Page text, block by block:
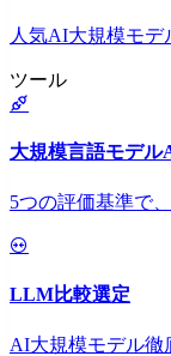
人気AI大規模モ
ツール
大規模言語モデ
5つの評価基準で
LLM比較選定
AI大規模モデル徹